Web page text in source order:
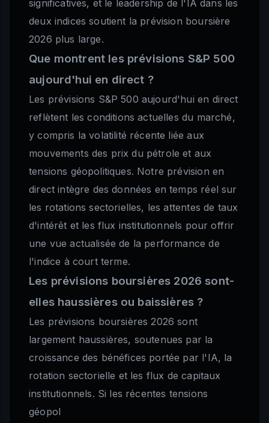
significatives, et le leadership de l'IA dans les
deux indices soutient la prévision boursière
2026 plus large.
Que montrent les prévisions S&P 500
aujourd'hui en direct ?
Les prévisions S&P 500 aujourd'hui en direct
reflètent les conditions actuelles du marché,
y compris la volatilité récente liée aux
mouvements des prix du pétrole et aux
tensions géopolitiques. Notre prévision en
direct intègre des données en temps réel sur
les rotations sectorielles, les attentes de taux
d'intérêt et les flux institutionnels pour offrir
une vue actualisée de la performance de
l'indice à court terme.
Les prévisions boursières 2026 sont-
elles haussières ou baissières ?
Les prévisions boursières 2026 sont
largement haussières, soutenues par la
croissance des bénéfices portée par l'IA, la
rotation sectorielle et les flux de capitaux
institutionnels. Si les récentes tensions
géopol